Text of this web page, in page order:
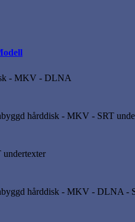
- MKV - DLNA
hårddisk - MKV - SRT
hårddisk - MKV - DLNA -